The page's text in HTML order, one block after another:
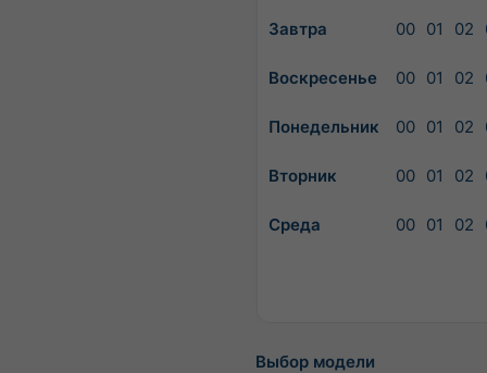
Завтра 00 01 02
Воскресенье 00 01 02
Понедельник 00 01 02
Вторник 00 01 02
Среда 00 01 02
Выбор модели